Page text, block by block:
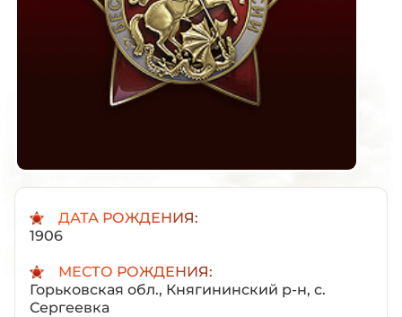
ДАТА РОЖДЕНИЯ:
1906
МЕСТО РОЖДЕНИЯ:
Горьковская обл., Княгининский р-н, с.
Сергеевка